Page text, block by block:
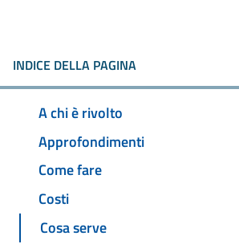
INDICE DELLA PAGINA
A chi è rivolto
Approfondimenti
Come fare
Costi
Cosa serve